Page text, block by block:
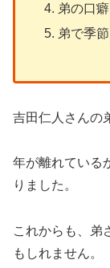
弟の口癖
弟で季
吉田仁人さんの
年が離れている
りました。
これからも、弟
もしれません。